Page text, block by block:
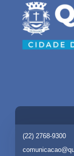
(22) 2768-9300